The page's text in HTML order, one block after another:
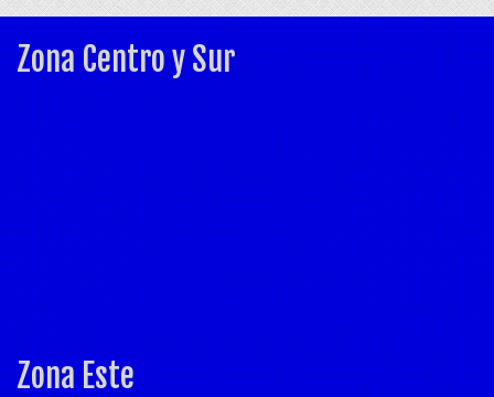
Zona Centro y Sur
Zona Este